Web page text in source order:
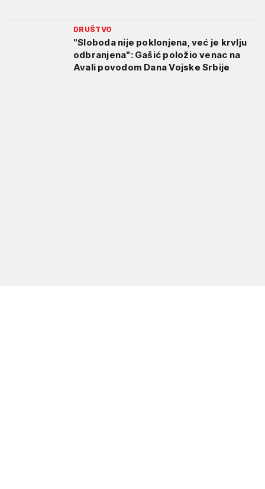
DRUŠTVO
"Sloboda nije poklonjena, već je krvlju
odbranjena": Gašić položio venac na
Avali povodom Dana Vojske Srbije